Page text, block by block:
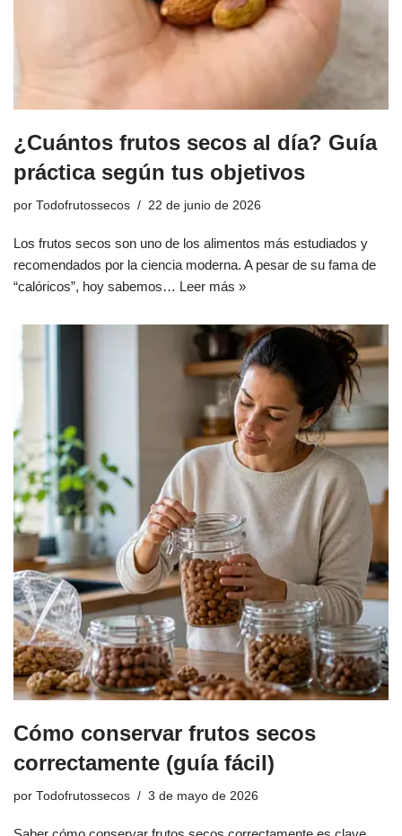
¿Cuántos frutos secos al día? Guía
práctica según tus objetivos
por Todofrutossecos 22 de junio de 2026
Los frutos secos son uno de los alimentos más estudiados y
recomendados por la ciencia moderna. A pesar de su fama de
“calóricos”, hoy sabemos… Leer más »
Cómo conservar frutos secos
correctamente (guía fácil)
por Todofrutossecos 3 de mayo de 2026